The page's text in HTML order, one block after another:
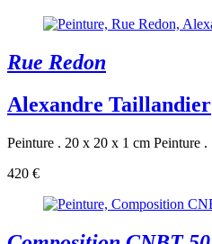
Rue Redon
Alexandre Taillandier
Peinture . 20 x 20 x 1 cm Peinture
420 €